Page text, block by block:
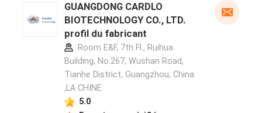
GUANGDONG CARDLO
BIOTECHNOLOGY CO., LTD.
profil du fabricant
Room E&F, 7th Fl., Ruihua
Building, No.267, Wushan Road,
Tianhe District, Guangzhou, China
,LA CHINE
5.0